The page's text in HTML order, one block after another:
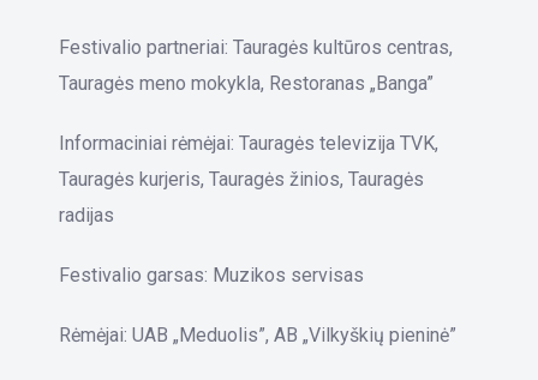
Festivalio partneriai: Tauragės kultūros centras,
Tauragės meno mokykla, Restoranas „Banga”
Informaciniai rėmėjai: Tauragės televizija TVK,
Tauragės kurjeris, Tauragės žinios, Tauragės
radijas
Festivalio garsas: Muzikos servisas
Rėmėjai: UAB „Meduolis”, AB „Vilkyškių pieninė”